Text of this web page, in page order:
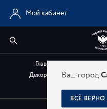
Ваш город
ВСЁ ВЕРНО
Мой кабинет
Главная
Декоративная тарелка